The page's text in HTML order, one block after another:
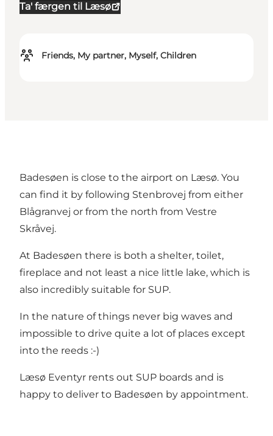
Ta' færgen til Læsø
Friends, My partner, Myself, Children
Badesøen is close to the airport on Læsø. You
can find it by following Stenbrovej from either
Blågranvej or from the north from Vestre
Skråvej.
At Badesøen there is both a shelter, toilet,
fireplace and not least a nice little lake, which is
also incredibly suitable for SUP.
In the nature of things never big waves and
impossible to drive quite a lot of places except
into the reeds :-)
Læsø Eventyr rents out SUP boards and is
happy to deliver to Badesøen by appointment.